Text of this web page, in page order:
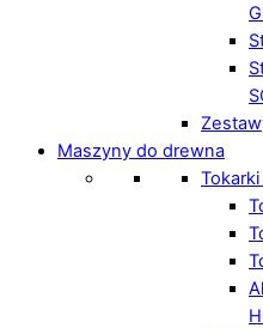
Maszyny do drewna